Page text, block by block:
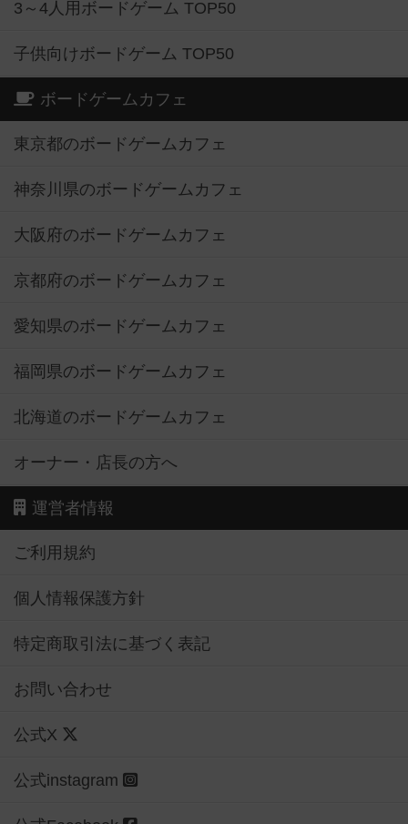
3～4人用ボードゲーム TOP50
子供向けボードゲーム TOP50
ボードゲームカフェ
東京都のボードゲームカフェ
神奈川県のボードゲームカフェ
大阪府のボードゲームカフェ
京都府のボードゲームカフェ
愛知県のボードゲームカフェ
福岡県のボードゲームカフェ
北海道のボードゲームカフェ
オーナー・店長の方へ
運営者情報
ご利用規約
個人情報保護方針
特定商取引法に基づく表記
お問い合わせ
公式X
公式instagram